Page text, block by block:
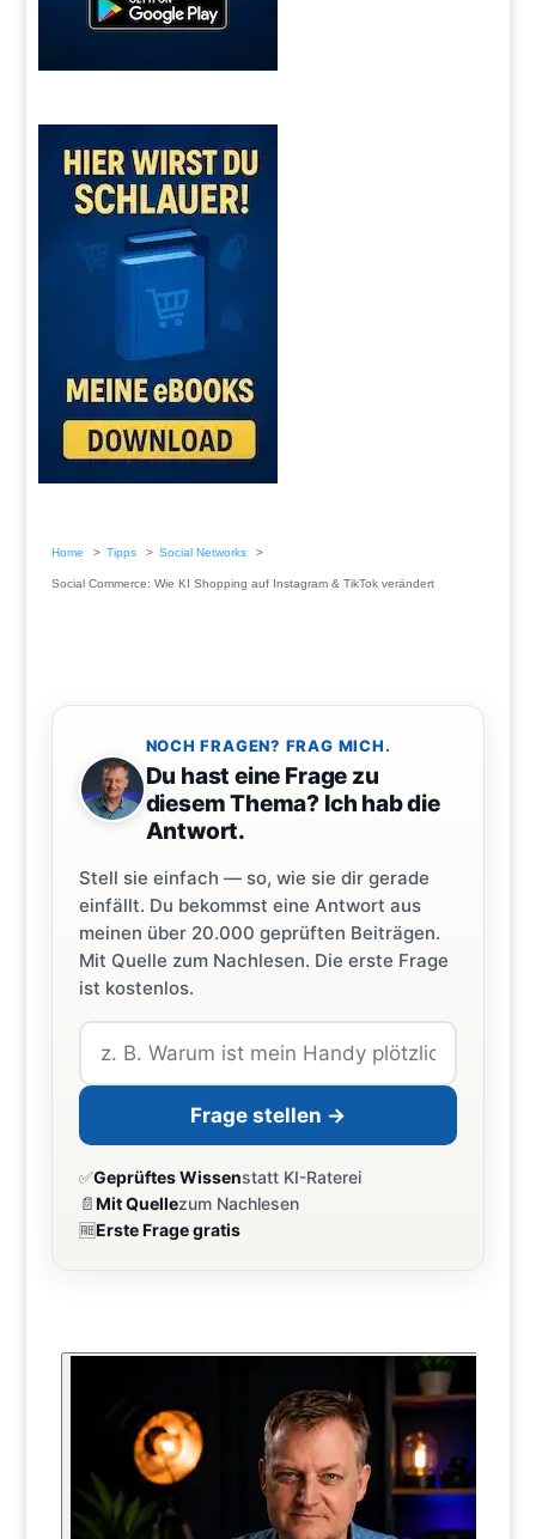
Home Tipps Social Networks
Social Commerce: Wie KI Shopping auf Instagram & TikTok verändert
NOCH FRAGEN? FRAG MICH.
Du hast eine Frage zu
diesem Thema? Ich hab die
Antwort.
Stell sie einfach — so, wie sie dir gerade
einfällt. Du bekommst eine Antwort aus
meinen über 20.000 geprüften Beiträgen.
Mit Quelle zum Nachlesen. Die erste Frage
ist kostenlos.
Frage stellen →
✅Geprüftes Wissenstatt KI-Raterei
📄Mit Quellezum Nachlesen
🆓Erste Frage gratis